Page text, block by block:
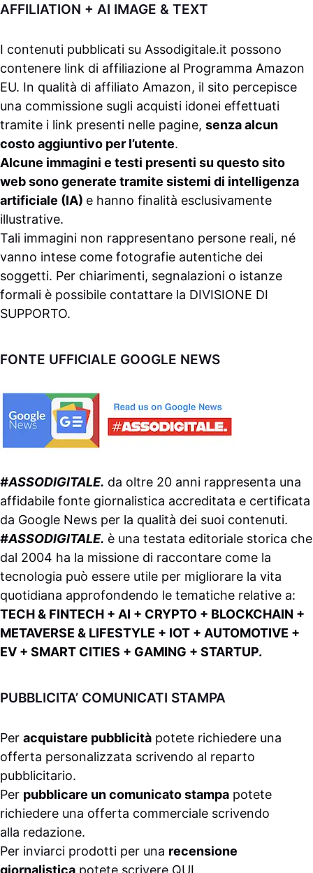
AFFILIATION + AI IMAGE & TEXT
I contenuti pubblicati su Assodigitale.it possono
contenere link di affiliazione al Programma Amazon
EU. In qualità di affiliato Amazon, il sito percepisce
una commissione sugli acquisti idonei effettuati
tramite i link presenti nelle pagine, senza alcun
costo aggiuntivo per l’utente.
Alcune immagini e testi presenti su questo sito
web sono generate tramite sistemi di intelligenza
artificiale (IA) e hanno finalità esclusivamente
illustrative.
Tali immagini non rappresentano persone reali, né
vanno intese come fotografie autentiche dei
soggetti. Per chiarimenti, segnalazioni o istanze
formali è possibile contattare la DIVISIONE DI
SUPPORTO.
FONTE UFFICIALE GOOGLE NEWS
#ASSODIGITALE. da oltre 20 anni rappresenta una
affidabile fonte giornalistica accreditata e certificata
da Google News per la qualità dei suoi contenuti.
#ASSODIGITALE. è una testata editoriale storica che
dal 2004 ha la missione di raccontare come la
tecnologia può essere utile per migliorare la vita
quotidiana approfondendo le tematiche relative a:
TECH & FINTECH + AI + CRYPTO + BLOCKCHAIN +
METAVERSE & LIFESTYLE + IOT + AUTOMOTIVE +
EV + SMART CITIES + GAMING + STARTUP.
PUBBLICITA’ COMUNICATI STAMPA
Per acquistare pubblicità potete richiedere una
offerta personalizzata scrivendo al reparto
pubblicitario.
Per pubblicare un comunicato stampa potete
richiedere una offerta commerciale scrivendo
alla redazione.
Per inviarci prodotti per una recensione
giornalistica potete scrivere QUI